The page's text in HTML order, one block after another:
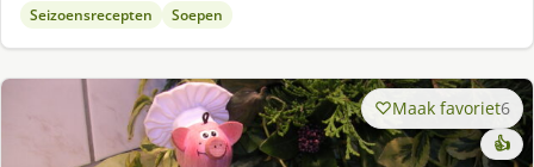
Seizoensrecepten Soepen
Maak favoriet6
👍